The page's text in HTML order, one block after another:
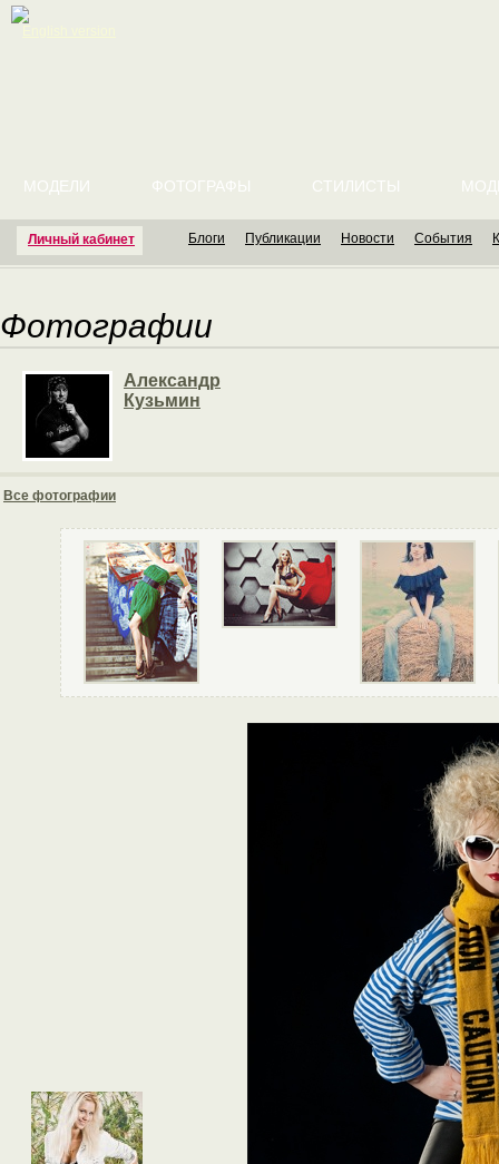
Личный кабинет
МОДЕЛИ ФОТОГРАФЫ СТИЛИСТЫ
Блоги Публикации Новости События
Фотографии
Александр
Кузьмин
Все фотографии